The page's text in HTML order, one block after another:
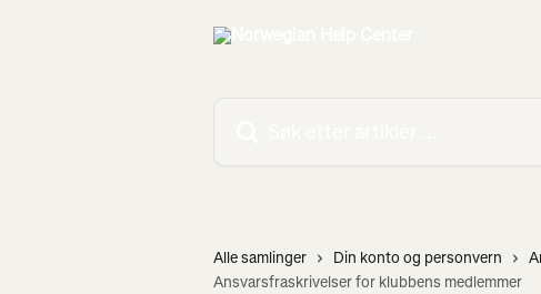
Alle samlinger Din konto og personvern
Ansvarsfraskrivelser for klubbens medlemmer